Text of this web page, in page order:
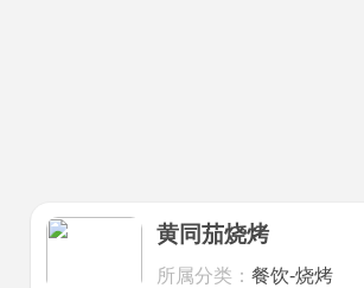
黄同茄烧烤
所属分类： 餐饮-烧烤